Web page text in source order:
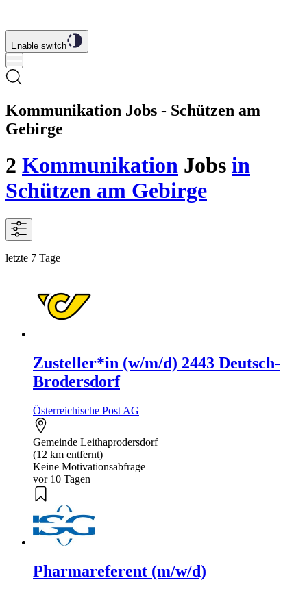
Enable switch
Kommunikation Jobs - Schützen am
Gebirge
2 Kommunikation Jobs in
Schützen am Gebirge
letzte 7 Tage
Zusteller*in (w/m/d) 2443 Deutsch-
Brodersdorf
Österreichische Post AG
Gemeinde Leithaprodersdorf
(12 km entfernt)
Keine Motivationsabfrage
vor 10 Tagen
Pharmareferent (m/w/d)